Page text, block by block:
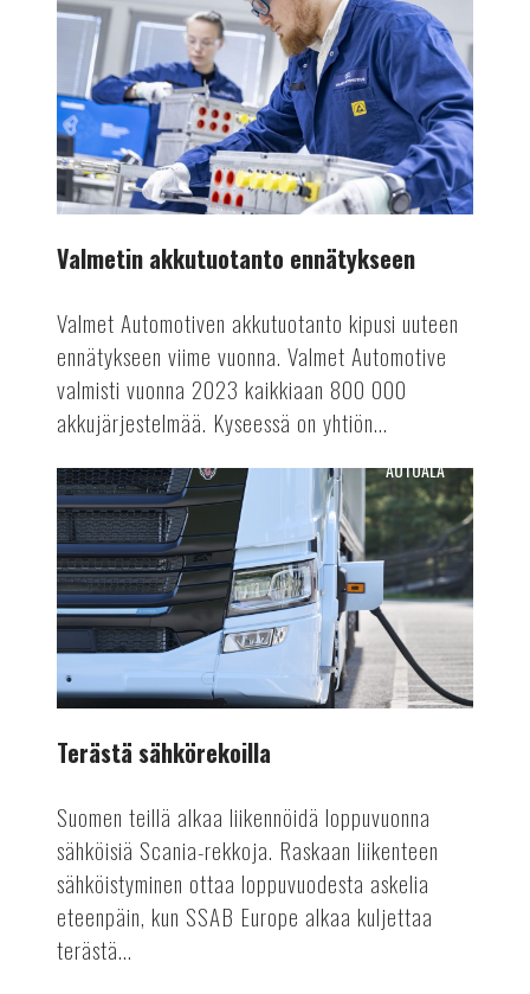
akkutuotanto
ennätykseen
Valmetin akkutuotanto ennätykseen
Valmet Automotiven akkutuotanto kipusi uuteen
ennätykseen viime vuonna. Valmet Automotive
valmisti vuonna 2023 kaikkiaan 800 000
akkujärjestelmää. Kyseessä on yhtiön...
Terästä
sähkörekoilla
AUTOALA
Terästä sähkörekoilla
Suomen teillä alkaa liikennöidä loppuvuonna
sähköisiä Scania-rekkoja. Raskaan liikenteen
sähköistyminen ottaa loppuvuodesta askelia
eteenpäin, kun SSAB Europe alkaa kuljettaa
terästä...